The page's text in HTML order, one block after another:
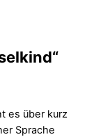
es über kurz
Sprache